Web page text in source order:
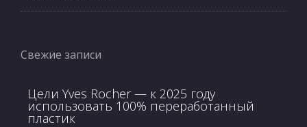
Свежие записи
Цели Yves Rocher — к 2025 году
использовать 100% переработанный
пластик